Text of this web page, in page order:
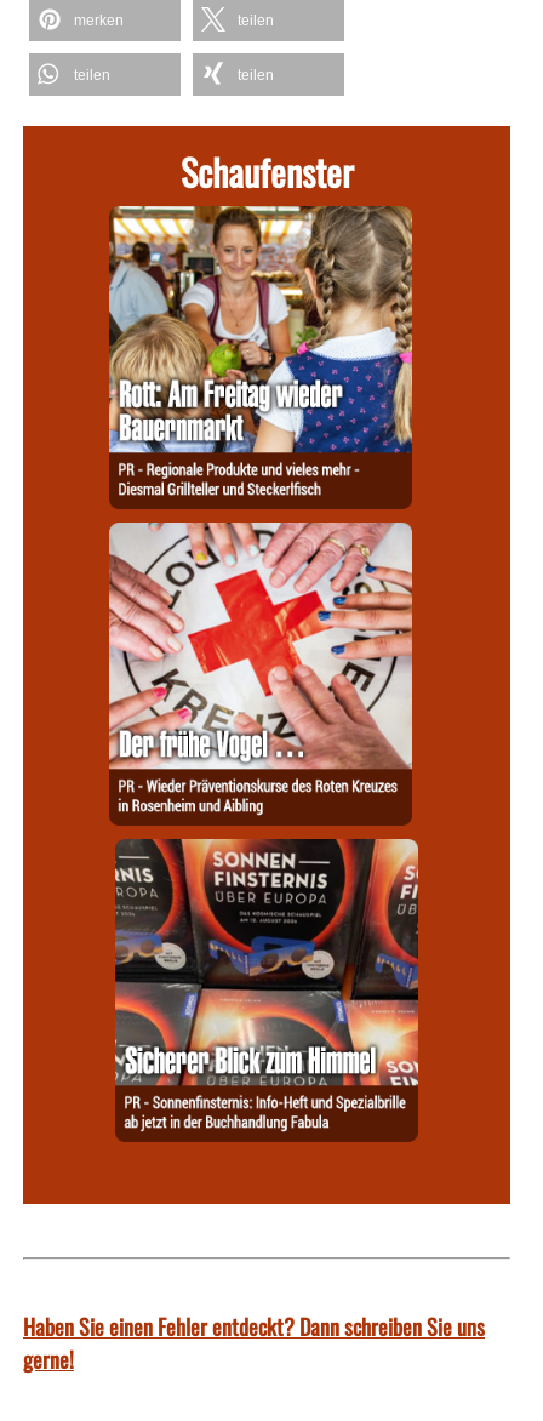
merken teilen
teilen teilen
Schaufenster
Haben Sie einen Fehler entdeckt? Dann schreiben Sie uns
gerne!